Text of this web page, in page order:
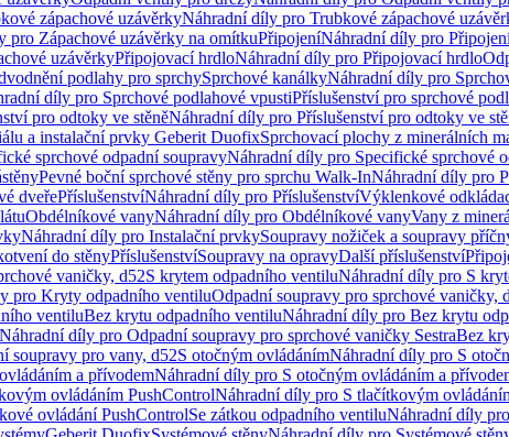
zápachové uzávěrkyNáhradní díly pro Trubkové zápachové
pro Zápachové uzávěrky na omítkuPřipojeníNáhradní díly pro
uzávěrkyPřipojovací hrdloNáhradní díly pro Připojovací hrdlo
podlahy pro sprchySprchové kanálkyNáhradní díly pro
díly pro Sprchové podlahové vpustiPříslušenství pro sprchové
pro odtoky ve stěněNáhradní díly pro Příslušenství pro odtoky ve
a instalační prvky Geberit DuofixSprchovací plochy z minerálních
sprchové odpadní soupravyNáhradní díly pro Specifické sprchové
Pevné boční sprchové stěny pro sprchu Walk-InNáhradní díly pro
dveřePříslušenstvíNáhradní díly pro PříslušenstvíVýklenkové
Obdélníkové vanyNáhradní díly pro Obdélníkové vanyVany z
Náhradní díly pro Instalační prvkySoupravy nožiček a soupravy
do stěnyPříslušenstvíSoupravy na opravyDalší příslušenství
vaničky, d52S krytem odpadního ventiluNáhradní díly pro S
pro Kryty odpadního ventiluOdpadní soupravy pro sprchové vaničky,
ventiluBez krytu odpadního ventiluNáhradní díly pro Bez krytu
Náhradní díly pro Odpadní soupravy pro sprchové vaničky SestraBez
soupravy pro vany, d52S otočným ovládánímNáhradní díly pro S
a přívodemNáhradní díly pro S otočným ovládáním a
ovládáním PushControlNáhradní díly pro S tlačítkovým
ovládání PushControlSe zátkou odpadního ventiluNáhradní díly